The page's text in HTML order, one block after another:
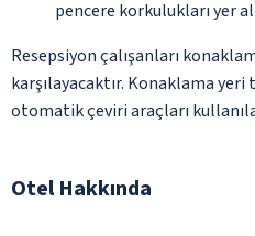
pencere korkulukları yer
Resepsiyon çalışanları
karşılayacaktır. Konaklama
otomatik çeviri araçları
Otel Hakkında